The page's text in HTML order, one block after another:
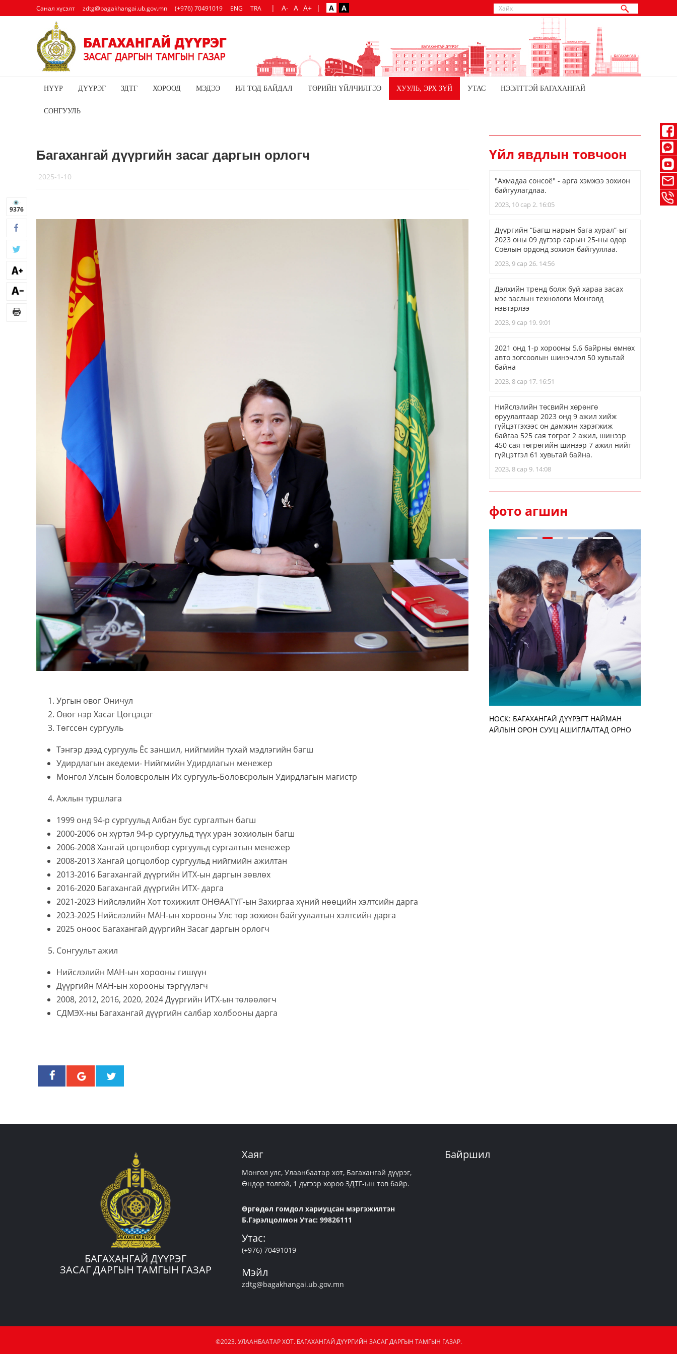
Санал хүсэлт zdtg@bagakhangai.ub.gov.mn (+976) 70491019 ENG TRA | A- A A+ | A A
НҮҮР ДҮҮРЭГ ЗДТГ ХОРООД МЭДЭЭ ИЛ ТОД БАЙДАЛ ТӨРИЙН ҮЙЛЧИЛГЭЭ ХУУЛЬ, ЭРХ ЗҮЙ УТАС НЭЭЛТТЭЙ БАГАХАНГАЙ
СОНГУУЛЬ
Багахангай дүүргийн засаг даргын орлогч
2025-1-10
9376
Ургын овог Оничул
Овог нэр Хасаг Цогцэцэг
Төгссөн сургууль
Тэнгэр дээд сургууль Ёс заншил, нийгмийн тухай мэдлэгийн багш
Удирдлагын акедеми- Нийгмийн Удирдлагын менежер
Монгол Улсын боловсролын Их сургууль-Боловсролын Удирдлагын магистр
Ажлын туршлага
1999 онд 94-р сургуульд Албан бус сургалтын багш
2000-2006 он хүртэл 94-р сургуульд түүх уран зохиолын багш
2006-2008 Хангай цогцолбор сургуульд сургалтын менежер
2008-2013 Хангай цогцолбор сургуульд нийгмийн ажилтан
2013-2016 Багахангай дүүргийн ИТХ-ын даргын зөвлөх
2016-2020 Багахангай дүүргийн ИТХ- дарга
2021-2023 Нийслэлийн Хот тохижилт ОНӨААТҮГ-ын Захиргаа хүний нөөцийн хэлтсийн дарга
2023-2025 Нийслэлийн МАН-ын хорооны Улс төр зохион байгуулалтын хэлтсийн дарга
2025 оноос Багахангай дүүргийн Засаг даргын орлогч
Сонгуульт ажил
Нийслэлийн МАН-ын хорооны гишүүн
Дүүргийн МАН-ын хорооны тэргүүлэгч
2008, 2012, 2016, 2020, 2024 Дүүргийн ИТХ-ын төлөөлөгч
СДМЭХ-ны Багахангай дүүргийн салбар холбооны дарга
Үйл явдлын товчоон
"Ахмадаа сонсоё" - арга хэмжээ зохион
байгуулагдлаа.
2023, 10 сар 2. 16:05
Дүүргийн “Багш нарын бага хурал”-ыг
2023 оны 09 дүгээр сарын 25-ны өдөр
Соёлын ордонд зохион байгууллаа.
2023, 9 сар 26. 14:56
Дэлхийн тренд болж буй хараа засах
мэс заслын технологи Монголд
нэвтэрлээ
2023, 9 сар 19. 9:01
2021 онд 1-р хорооны 5,6 байрны өмнөх
авто зогсоолын шинэчлэл 50 хувьтай
байна
2023, 8 сар 17. 16:51
Нийслэлийн төсвийн хөрөнгө
өруулалтаар 2023 онд 9 ажил хийж
гүйцэтгэхээс он дамжин хэрэгжиж
байгаа 525 сая төгрөг 2 ажил, шинээр
450 сая төгрөгийн шинээр 7 ажил нийт
гүйцэтгэл 61 хувьтай байна.
2023, 8 сар 9. 14:08
фото агшин
НОСК: БАГАХАНГАЙ ДҮҮРЭГТ НАЙМАН
АЙЛЫН ОРОН СУУЦ АШИГЛАЛТАД ОРНО
БАГАХАНГАЙ ДҮҮРЭГ
ЗАСАГ ДАРГЫН ТАМГЫН ГАЗАР
Хаяг
Монгол улс, Улаанбаатар хот, Багахангай дүүрэг,
Өндөр толгой, 1 дүгээр хороо ЗДТГ-ын төв байр.
Өргөдөл гомдол хариуцсан мэргэжилтэн
Б.Гэрэлцолмон Утас: 99826111
Утас:
(+976) 70491019
Мэйл
zdtg@bagakhangai.ub.gov.mn
Байршил
©2023. УЛААНБААТАР ХОТ. БАГАХАНГАЙ ДҮҮРГИЙН ЗАСАГ ДАРГЫН ТАМГЫН ГАЗАР.